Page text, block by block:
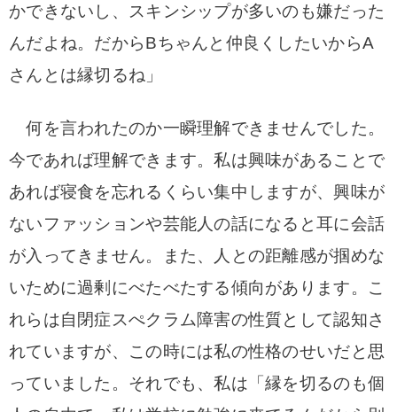
かできないし、スキンシップが多いのも嫌だった
んだよね。だからBちゃんと仲良くしたいからA
さんとは縁切るね」
何を言われたのか一瞬理解できませんでした。
今であれば理解できます。私は興味があることで
あれば寝食を忘れるくらい集中しますが、興味が
ないファッションや芸能人の話になると耳に会話
が入ってきません。また、
人との距離感が掴めな
いために過剰にべたべたする傾向があります。こ
れらは自閉症スぺクラム障害の性質として認知さ
れていますが、この時には私の性格のせいだと思
っていました。 それでも、私は「縁を切るのも個